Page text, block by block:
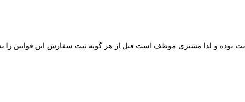
بوده و لذا مشتری موظف است قبل از هر گونه ثبت سفارش این قوانین را به